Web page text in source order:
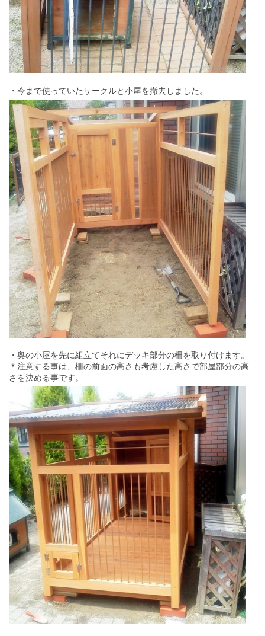
・今まで使っていたサークルと小屋を撤去しました。
・奥の小屋を先に組立てそれにデッキ部分の柵を取り付けます。
＊注意する事は、柵の前面の高さも考慮した高さで部屋部分の高
さを決める事です。